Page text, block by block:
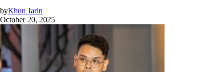
byKhun Jarin
October 20, 2025